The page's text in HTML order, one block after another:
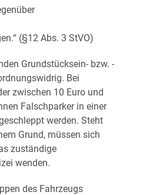
(§12 Abs. 3 StVO)
Grundstücksein- bzw. -
Bei
zwischen 10 Euro und
Falschparker in einer
werden. Steht
Grund, müssen sich
zuständige
wenden.
des Fahrzeugs